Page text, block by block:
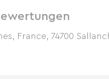
France, 74700